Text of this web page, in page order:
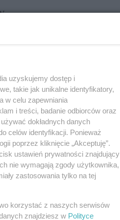
do
się
uzyskujemy dostęp i
takie jak unikalne identyfikatory,
w celu zapewniania
i treści, badanie odbiorców oraz
dokładnych danych
celów identyfikacji. Ponieważ
poprzez kliknięcie „Akceptuję”.
ustawień prywatności znajdujący
nie wymagają zgody użytkownika,
zastosowania tylko na tej
korzystać z naszych serwisów
znajdziesz w Polityce